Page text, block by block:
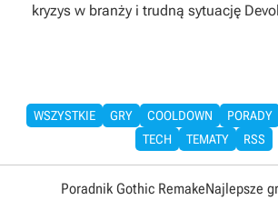
kryzys w branży i trudną sytuację
WSZYSTKIE GRY COOLDOWN PORADY
TECH
TEMATY RSS
Poradnik Gothic RemakeNajlepsze